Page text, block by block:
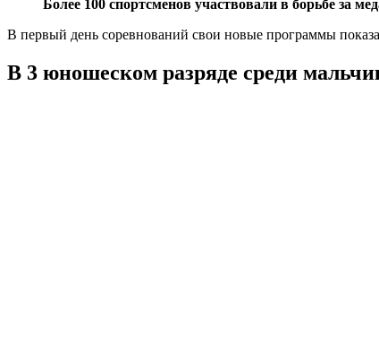
Более 100 спортсменов участвовали в борьбе за
В первый день соревнований свои новые программы
В 3 юношеском разряде среди